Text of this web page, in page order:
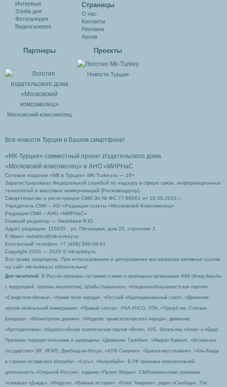
Интервью
Злоба дня
Фотогалерея
Видеогалерея
Cтраницы
О нас
Контакты
Реклама
Архив
Партнеры
Московский комсомолец
Проекты
Новости Турции
Все новости Турции в Вашем смартфоне!
«МК-Турция» совместный проект Издательского дома
«Московский комсомолец» и АНО «МИРНаС
Сетевое издание «МК в Турции» MK-Turkey.ru — 16+
Зарегистрировано Федеральной службой по надзору в сфере связи, информационных
технологий и массовых коммуникаций (Роскомнадзор).
Свидетельство о регистрации СМИ Эл № ФС 77-66061 от 10.06.2016 г.
Учредитель СМИ – АО «Редакция газеты «Московский Комсомолец»
Редакция СМИ – АНО «МИРНаС»
Главный редактор — Ниязбаев Я.Ю.
Адрес редакции: 115035 , ул. Пятницкая, дом 25, строение 1.
Е-Маил: redaktor@mk-turkey.ru
Контактный телефон: +7 (499) 390-08-91
Copyright 2003 — 2026 © mk-turkey.ru
Все права защищены. При использовании и цитировании материалов активная ссылка
на сайт mk-turkey.ru обязательна!
Для читателей : В России признаны экстремистскими и запрещены организации ФБК (Фонд борьбы
с коррупцией, признан иноагентом), Штабы Навального, «Национал-большевистская партия»,
«Свидетели Иеговы», «Армия воли народа», «Русский общенациональный союз», «Движение
против нелегальной иммиграции», «Правый сектор», УНА-УНСО, УПА, «Тризуб им. Степана
Бандеры», «Мизантропик дивижн», «Меджлис крымскотатарского народа», движение
«Артподготовка», общероссийская политическая партия «Воля», АУЕ, батальоны «Азов» и Айдар″.
Признаны террористическими и запрещены: «Движение Талибан», «Имарат Кавказ», «Исламское
государство» (ИГ, ИГИЛ), Джебхад-ан-Нусра, «АУМ Синрике», «Братья-мусульмане», «Аль-Каида
в странах исламского Магриба», «Сеть», «Колумбайн». В РФ признана нежелательной
деятельность «Открытой России», издания «Проект Медиа». СМИ-иноагентами признаны:
телеканал «Дождь», «Медуза», «Важные истории», «Голос Америки», радио «Свобода», The